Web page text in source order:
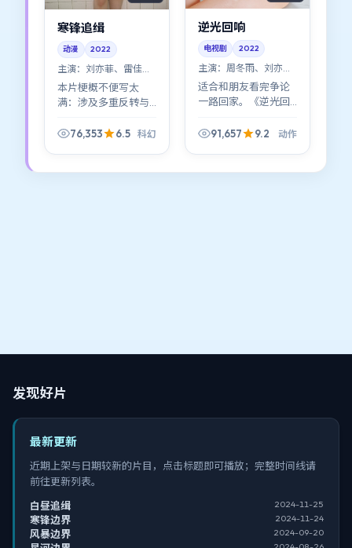
寒锋追缉
动漫 2022
主演： 刘亦菲、雷佳音
等
本片梗概不便写太
满：涉及多重反转与
的是，《寒锋追缉》
76,353 6.5 科幻
逆光回响
电视剧 2022
主演： 周冬雨、刘亦菲
等
适合和朋友看完争论
一路回家。《逆光回
区：谁对谁错不重
一秒。
91,657 9.2 动作
发现好片
最新更新
近期上架与日期较新的片目，点击标题即可播放；完整时间线请
前往更新列表。
白昼追缉
2024-11-25
寒锋边界 2024-11-24
风暴边界 2024-09-20